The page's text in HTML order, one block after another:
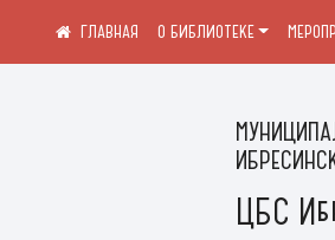
ЦБС
О БИБЛИОТЕКЕ